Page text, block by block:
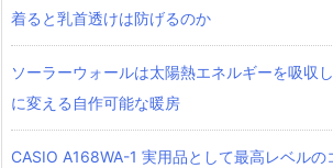
着ると乳首透けは防げるのか
ソーラーウォールは太陽熱エネルギーを吸収
に変える自作可能な暖房
CASIO A168WA-1 実用品として最高レベルの